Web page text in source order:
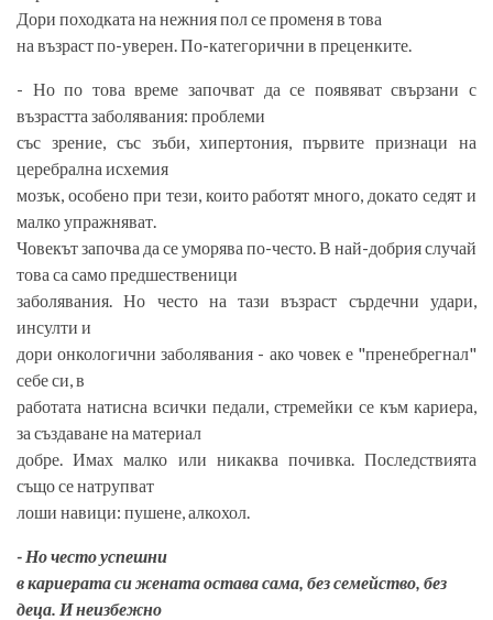
Дори походката на нежния пол се променя в това
на възраст по-уверен. По-категорични в преценките.
- Но по това време започват да се появяват свързани с
възрастта заболявания: проблеми
със зрение, със зъби, хипертония, първите признаци на
церебрална исхемия
мозък, особено при тези, които работят много, докато седят и
малко упражняват.
Човекът започва да се уморява по-често. В най-добрия случай
това са само предшественици
заболявания. Но често на тази възраст сърдечни удари,
инсулти и
дори онкологични заболявания - ако човек е "пренебрегнал"
себе си, в
работата натисна всички педали, стремейки се към кариера,
за създаване на материал
добре. Имах малко или никаква почивка. Последствията
също се натрупват
лоши навици: пушене, алкохол.
- Но често успешни
в кариерата си жената остава сама, без семейство, без
деца. И неизбежно